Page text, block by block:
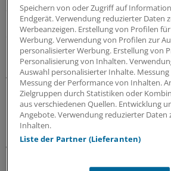
So werden die Sohlen flexibler als
Hohlräume in der Sohle oder durch
des Fersenteils.
Dies reduziert die Hebelkräfte um
werden ethnische und
Unterschiede einbezogen.
Männer und Frauen
unterschiedlichen
Fersenaufsetzwinkel,
Vorfußbreiten.
Speichern von oder Zugriff auf
Endgerät. Verwendung reduzierter Daten
Werbeanzeigen. Erstellung von Profilen
Werbung. Verwendung von Profilen zur
personalisierter Werbung. Erstellung von
Personalisierung von Inhalten.
Auswahl personalisierter Inhalte.
Messung der Performance von Inhalten.
Zielgruppen durch Statistiken oder
aus verschiedenen Quellen. Entwicklung
Angebote. Verwendung reduzierter Daten
Inhalten.
Liste der Partner (Lieferanten)